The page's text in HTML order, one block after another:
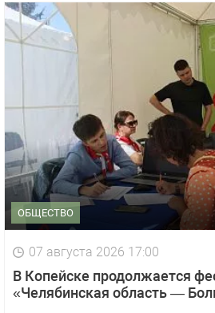
ОБЩЕСТВО
07 августа 2026 17:00
В Копейске продолжается
«Челябинская область —